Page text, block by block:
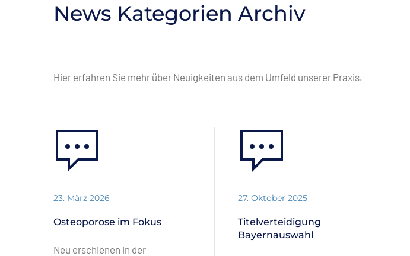
News Kategorien Archiv
Hier erfahren Sie mehr über Neuigkeiten aus dem Umfeld unserer Praxis.
23. März 2026
Osteoporose im Fokus
Neu erschienen in der
27. Oktober 2025
Titelverteidigung
Bayernauswahl